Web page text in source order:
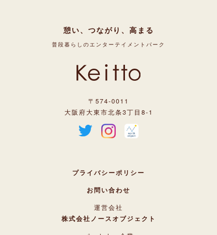
憩い、つながり、高まる
普段暮らしのエンターテイメントパーク
〒574-0011
大阪府大東市北条3丁目8-1
プライバシーポリシー
お問い合わせ
運営会社
株式会社ノースオブジェクト